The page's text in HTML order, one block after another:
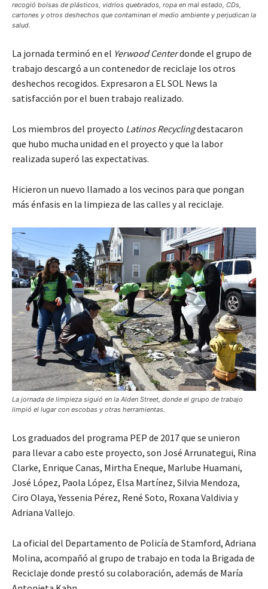
recogió bolsas de plásticos, vidrios quebrados, ropa en mal estado, CDs,
cartones y otros deshechos que contaminan el medio ambiente y perjudican la
salud.
La jornada terminó en el Yerwood Centerdonde el grupo de
trabajo descargó a un contenedor de reciclaje los otros
deshechos recogidos. Expresaron a EL SOL News la
satisfacción por el buen trabajo realizado.
Los miembros del proyecto Latinos Recyclingdestacaron
que hubo mucha unidad en el proyecto y que la labor
realizada superó las expectativas.
Hicieron un nuevo llamado a los vecinos para que pongan
más énfasis en la limpieza de las calles y al reciclaje.
La jornada de limpieza siguió en la Alden Street, donde el grupo de trabajo
limpió el lugar con escobas y otras herramientas.
Los graduados del programa PEP de 2017 que se unieron
para llevar a cabo este proyecto, son José Arrunategui, Rina
Clarke, Enrique Canas, Mirtha Eneque, Marlube Huamani,
José López, Paola López, Elsa Martínez, Silvia Mendoza,
Ciro Olaya, Yessenia Pérez, René Soto, Roxana Valdivia y
Adriana Vallejo.
La oficial del Departamento de Policía de Stamford, Adriana
Molina, acompañó al grupo de trabajo en toda la Brigada de
Reciclaje donde prestó su colaboración, además de María